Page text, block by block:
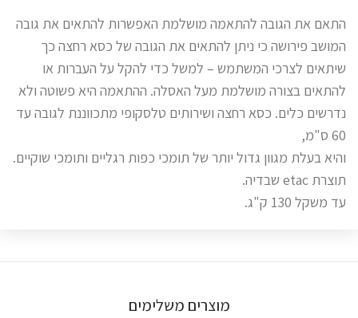
התאם את הגובה להתאמה מושלמת האפשרות להתאים את גובה
המושב פירושה כי ניתן להתאים את הגובה של כסא רחצה כך
שיתאים לצרכי המשתמש – למשל כדי להקל על העברות או
להתאים בצורה מושלמת מעל האסלה. ההתאמה היא פשוטה ולא
נדרשים כלים. כסא רחצה ושירותים טלסקופי מתכווננת לגובה עד
60 ס"מ,
והיא בעלת מגוון גדול יותר של תומכי כפות רגליים ותומכי שוקיים.
תוצרת etac שבדיה.
עד משקל 130 ק"ג.
מוצרים משלימים